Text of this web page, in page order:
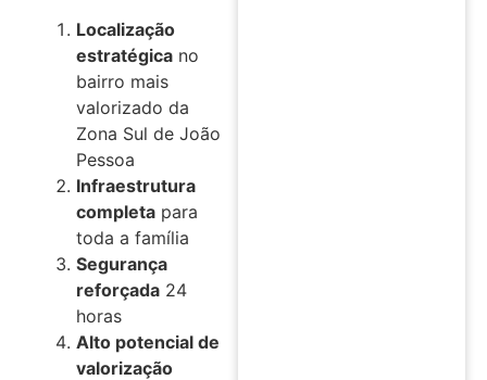
Localização
estratégica no
bairro mais
valorizado da
Zona Sul de João
Pessoa
Infraestrutura
completa para
toda a família
Segurança
reforçada 24
horas
Alto potencial de
valorização